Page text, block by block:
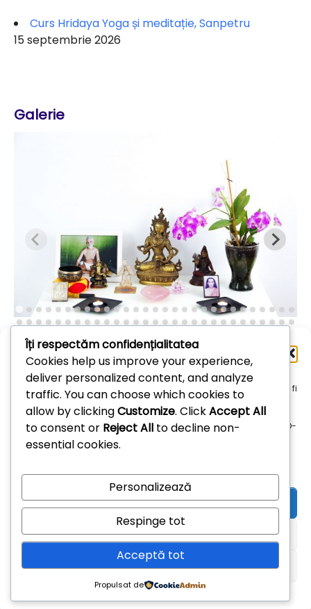
Administrează
consimțământul
Pentru a oferi cea mai bună experiență, folosim tehnologii, cum ar fi
cookie-uri, pentru a stoca și/sau accesa informațiile despre
dispozitive. Consimțământul pentru aceste tehnologii ne permite
să procesăm date, cum ar fi comportamentul de navigare sau ID-
uri unice pe acest site. Dacă nu îți dai consimțământul sau îți
retragi consimțământul dat poate avea afecte negative asupra
Acceptă
Refuză
Vezi preferințele
Curs Hridaya Yoga și meditație, Sanpetru
15 septembrie 2026
Galerie
Arhive
Arhive
Îți respectăm confidențialitatea
Cookies help us improve your experience,
deliver personalized content, and analyze
traffic. You can choose which cookies to
allow by clickingCustomize. ClickAccept All
to consent or Reject All to decline non-
essential cookies.
Personalizează
Respinge tot
Acceptă tot
Propulsat de